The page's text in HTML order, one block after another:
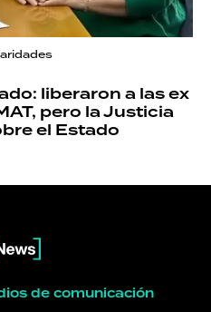
liberaron a las ex
pero la Justicia
el Estado
de comunicación